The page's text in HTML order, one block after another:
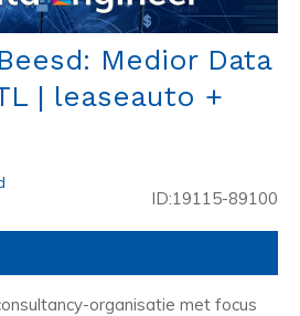
Medior Data
| leaseauto +
ID:19115-89100
organisatie met focus